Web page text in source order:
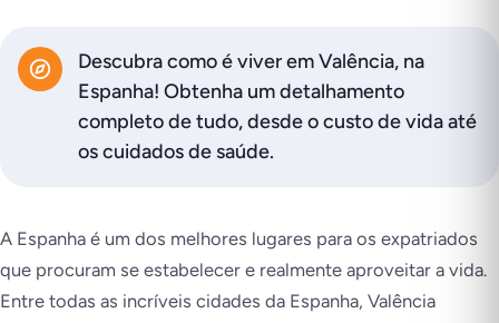
Descubra como é viver em Valência, na
Espanha! Obtenha um detalhamento
completo de tudo, desde o custo de vida até
os cuidados de saúde.
A Espanha é um dos melhores lugares para os expatriados
que procuram se estabelecer e realmente aproveitar a vida.
Entre todas as incríveis cidades da Espanha, Valência